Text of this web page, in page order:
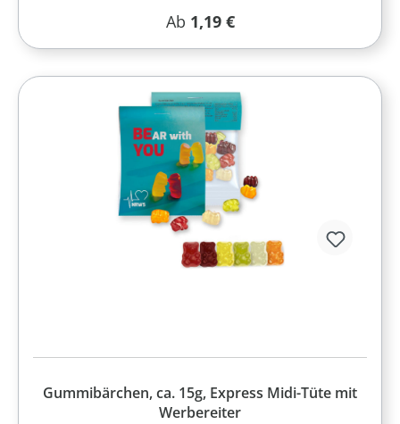
Regulärer Preis:
Ab 1,19 €
Gummibärchen, ca. 15g, Express Midi-Tüte mit
Werbereiter